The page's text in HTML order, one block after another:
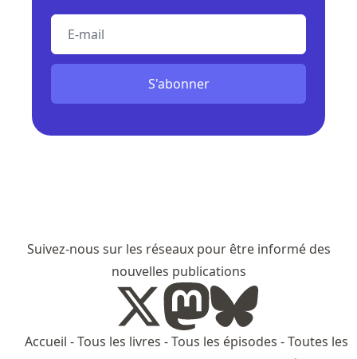
S'abonner
Suivez-nous sur les réseaux pour être informé des
nouvelles publications
Accueil -Tous les livres -Tous les épisodes -Toutes les